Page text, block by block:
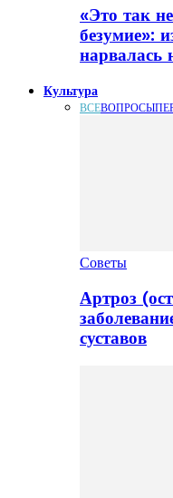
«Это так
безумие»:
Культура
ВСЕВОПРОСЫ
Советы
Артроз
суставов